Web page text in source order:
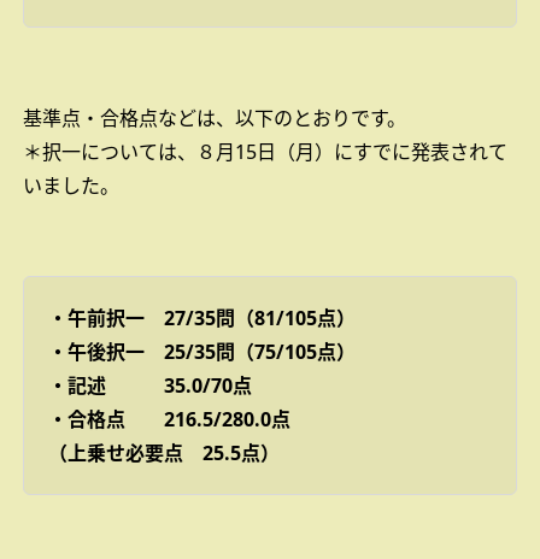
基準点・合格点などは、以下のとおりです。
＊択一については、８月15日（月）にすでに発表されて
いました。
・午前択一 27/35問（81/105点）
・午後択一 25/35問（75/105点）
・記述 35.0/70点
・合格点 216.5/280.0点
（上乗せ必要点 25.5点）